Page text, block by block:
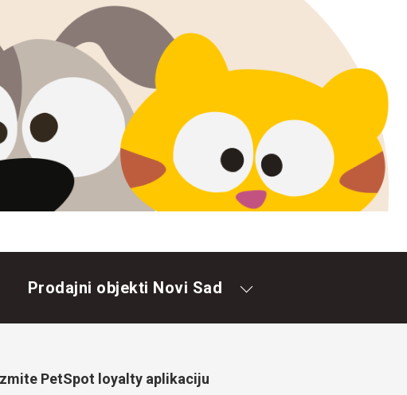
Prodajni objekti Novi Sad
PetSpot loyalty aplikaciju